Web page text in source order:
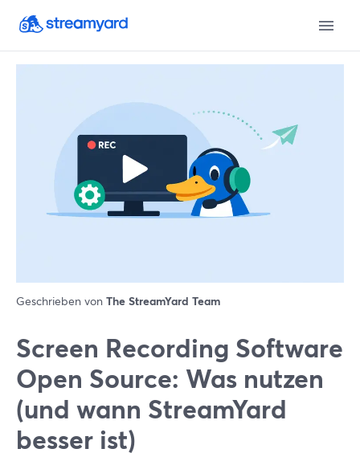
Geschrieben von The StreamYard Team
Screen Recording Software
Open Source: Was nutzen
(und wann StreamYard
besser ist)